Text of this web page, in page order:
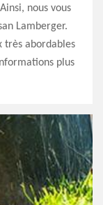
nous vous
Lamberger.
très abordables
plus